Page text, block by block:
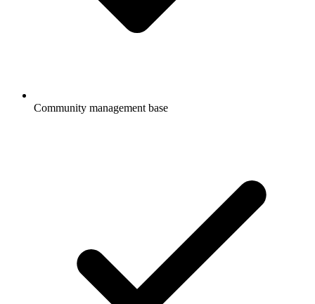
Community management base